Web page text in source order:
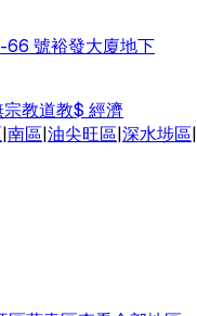
號裕發大廈地下
宗教道教$ 經濟
|南區|油尖旺區|深水埗區|